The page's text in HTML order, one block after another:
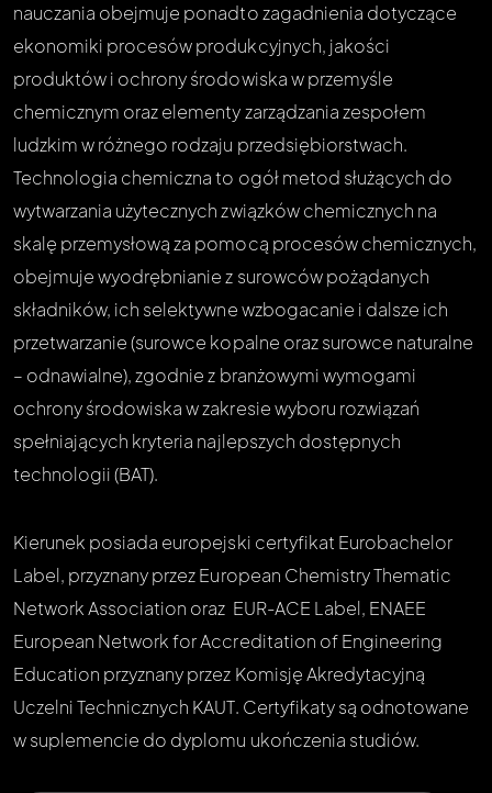
nauczania obejmuje ponadto zagadnienia dotyczące
ekonomiki procesów produkcyjnych, jakości
produktów i ochrony środowiska w przemyśle
chemicznym oraz elementy zarządzania zespołem
ludzkim w różnego rodzaju przedsiębiorstwach.
Technologia chemiczna to ogół metod służących do
wytwarzania użytecznych związków chemicznych na
skalę przemysłową za pomocą procesów chemicznych,
obejmuje wyodrębnianie z surowców pożądanych
składników, ich selektywne wzbogacanie i dalsze ich
przetwarzanie (surowce kopalne oraz surowce naturalne
– odnawialne), zgodnie z branżowymi wymogami
ochrony środowiska w zakresie wyboru rozwiązań
spełniających kryteria najlepszych dostępnych
technologii (BAT).
Kierunek posiada europejski certyfikat Eurobachelor
Label, przyznany przez European Chemistry Thematic
Network Association oraz EUR-ACE Label, ENAEE
European Network for Accreditation of Engineering
Education przyznany przez Komisję Akredytacyjną
Uczelni Technicznych KAUT. Certyfikaty są odnotowane
w suplemencie do dyplomu ukończenia studiów.